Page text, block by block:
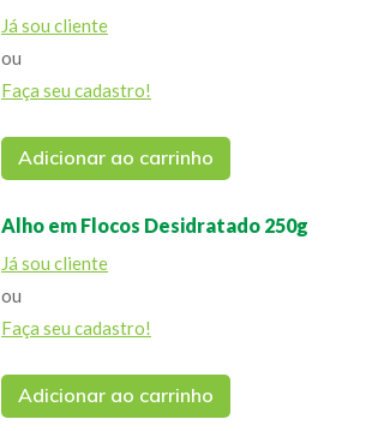
Já sou cliente
ou
Faça seu cadastro!
Adicionar ao carrinho
Alho em Flocos Desidratado 250g
Já sou cliente
ou
Faça seu cadastro!
Adicionar ao carrinho